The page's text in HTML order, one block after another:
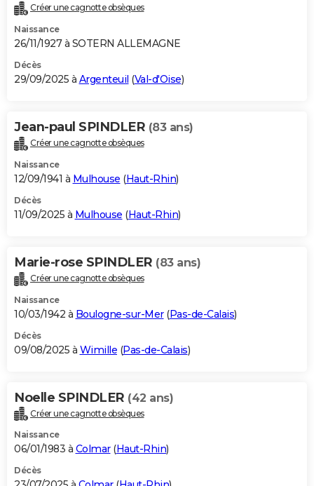
Créer une cagnotte obsèques
Naissance
26/11/1927 à SOTERN ALLEMAGNE
Décès
29/09/2025 à Argenteuil (Val-d'Oise)
Jean-paul SPINDLER (83 ans)
Créer une cagnotte obsèques
Naissance
12/09/1941 à Mulhouse (Haut-Rhin)
Décès
11/09/2025 à Mulhouse (Haut-Rhin)
Marie-rose SPINDLER (83 ans)
Créer une cagnotte obsèques
Naissance
10/03/1942 à Boulogne-sur-Mer(Pas-de-Calais)
Décès
09/08/2025 à Wimille (Pas-de-Calais)
Noelle SPINDLER (42 ans)
Créer une cagnotte obsèques
Naissance
06/01/1983 à Colmar(Haut-Rhin)
Décès